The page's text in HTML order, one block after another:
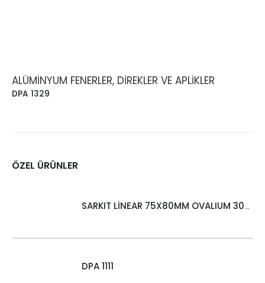
ALÜMINYUM FENERLER, DIREKLER VE APLIKLER
DPA 1329
ÖZEL ÜRÜNLER
SARKIT LİNEAR 75X80MM OVALIUM 30W 4000 LM MT
DPA 1111